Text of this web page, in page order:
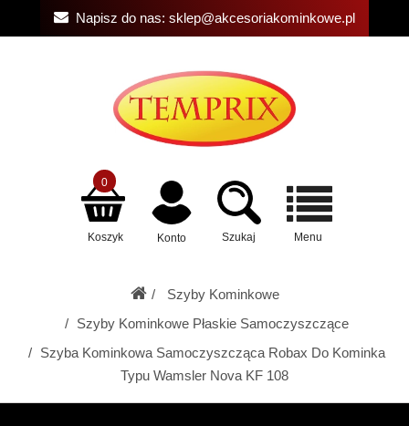
Napisz do nas: sklep@akcesoriakominkowe.pl
Koszyk
0
Konto Szukaj Menu
Szyby Kominkowe
Szyby Kominkowe Płaskie Samoczyszczące
Szyba Kominkowa Samoczyszcząca Robax Do Kominka
Typu Wamsler Nova KF 108